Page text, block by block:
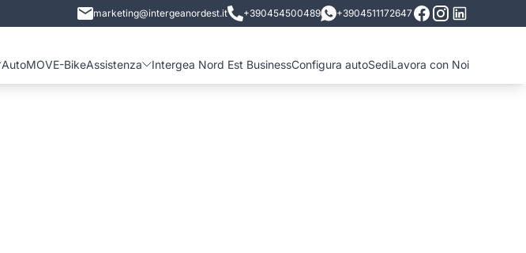
marketing@intergeanordest.it +390454500489 +3904511172647
AutoMOVE-BikeAssistenza Intergea Nord Est BusinessConfigura autoSediLavora con Noi